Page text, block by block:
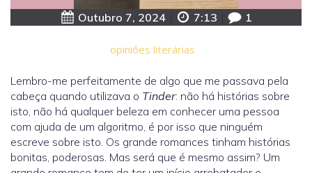
Outubro 7, 2024 7:13 1
opiniões literárias
Lembro-me perfeitamente de algo que me passava pela
cabeça quando utilizava o Tinder: não há histórias sobre
isto, não há qualquer beleza em conhecer uma pessoa
com ajuda de um algoritmo, é por isso que ninguém
escreve sobre isto. Os grande romances tinham histórias
bonitas, poderosas. Mas será que é mesmo assim? Um